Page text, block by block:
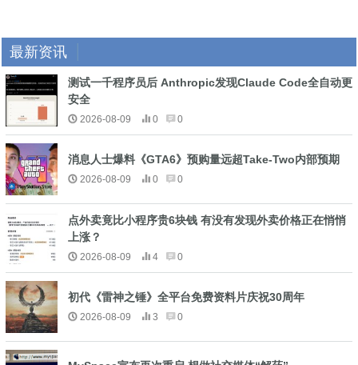
最新资讯
测试一千程序员后 Anthropic发现Claude Code全自动更
安全
2026-08-09 0 0
消息人士爆料《GTA6》预购量远超Take-Two内部预期
2026-08-09 0 0
点外卖竟比小程序贵6块钱 有没有发现外卖价格正在悄悄
上涨？
2026-08-09 4 0
初代《雷神之锤》全平台免费资料片庆祝30周年
2026-08-09 3 0